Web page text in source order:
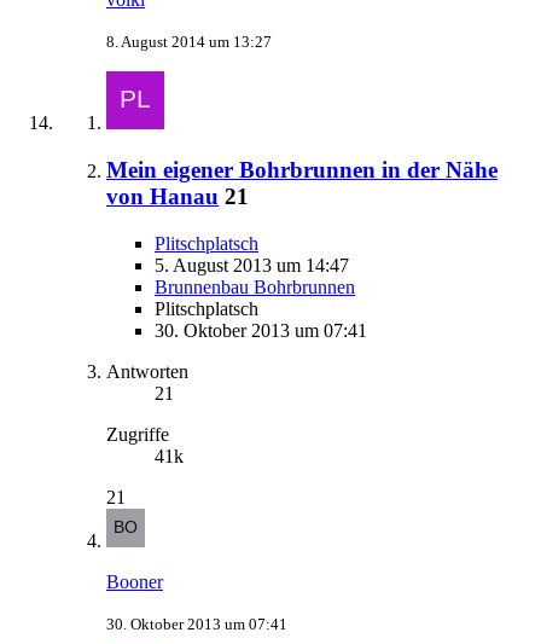
8. August 2014 um 13:27
Mein eigener Bohrbrunnen in der Nähe
von Hanau 21
Plitschplatsch
5. August 2013 um 14:47
Brunnenbau Bohrbrunnen
Plitschplatsch
30. Oktober 2013 um 07:41
Antworten
21
Zugriffe
41k
21
Booner
30. Oktober 2013 um 07:41